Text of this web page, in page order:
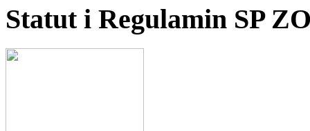
Statut i Regulamin SP